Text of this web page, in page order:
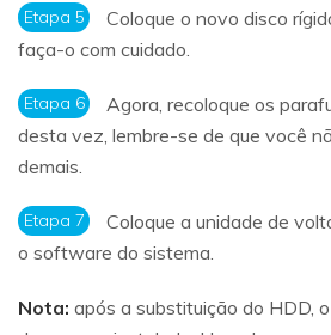
Etapa 5
Coloque o novo disco
faça-o com cuidado.
Etapa 6
Agora, recoloque os
desta vez, lembre-se de que você
demais.
Etapa 7
Coloque a unidade de
o software do sistema.
Nota: após a substituição do HDD,